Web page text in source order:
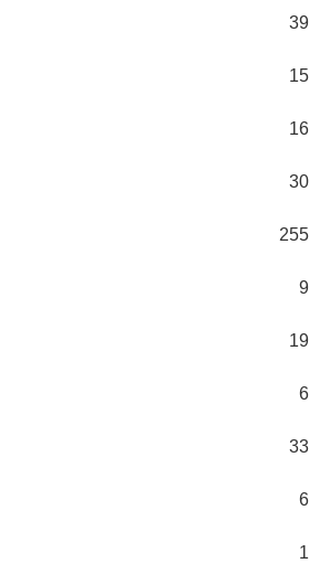
39
15
16
30
255
9
19
6
33
6
1